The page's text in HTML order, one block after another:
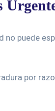
no puede
por